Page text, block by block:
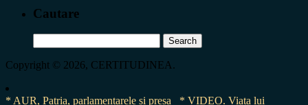
Cautare
for:
Copyright © 2026, CERTITUDINEA.
* AUR, Patria, parlamentarele și presa
* VIDEO. Viata lui